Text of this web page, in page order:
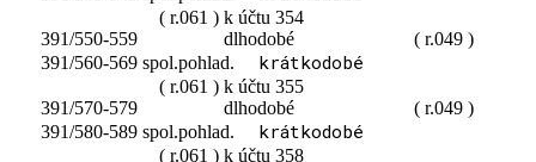
( r.061 ) k účtu 354
391/550-559 dlhodobé ( r.049 )
391/560-569 spol.pohlad. krátkodobé
( r.061 ) k účtu 355
391/570-579 dlhodobé ( r.049 )
391/580-589 spol.pohlad. krátkodobé
( r.061 ) k účtu 358